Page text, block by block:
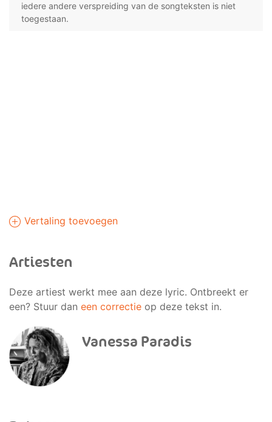
iedere andere verspreiding van de songteksten is niet
toegestaan.
Vertaling toevoegen
Artiesten
Deze artiest werkt mee aan deze lyric. Ontbreekt er
een? Stuur dan een correctie op deze tekst in.
Vanessa Paradis